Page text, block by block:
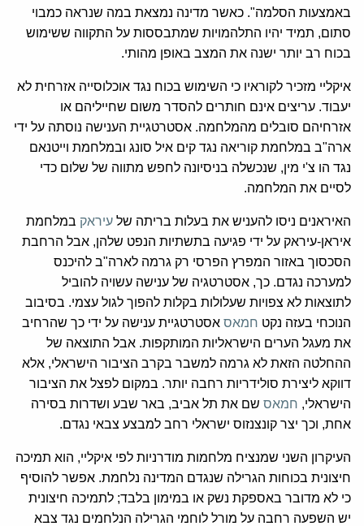
באמצעות הסלמה". כאשר מדינה נמצאת במה שנראה כמבוי
סתום, תמיד יהיו התלהמויות שמתבססות על התקווה ששימוש
בכוח רב יותר ישנה את המצב באופן מהותי.
איקליי מזכיר לקוראיו כי השימוש בכוח נגד אוכלוסייה אזרחית לא
יעבוד. עריצים אינם חותרים להסדר משום שחייליהם או
אזרחיהם סובלים מהמלחמה. אסטרטגיית הענישה נוסתה על ידי
ארה"ב במלחמת קוריאה נגד קים איל סונג ובמלחמת וייטנאם
נגד הו צ'י מין, שנכשלה בניסיונה לחפש מתווה של שלום כדי
לסיים את המלחמה.
האיראנים ניסו להעניש את בעלות בריתה של עיראק במלחמת
איראן-עיראק על ידי פגיעה בתשתיות הנפט שלהן, אבל הרחבת
הסכסוך באזור המפרץ הפרסי רק גרמה לארה"ב להיכנס
למערכה נגדם. כך, אסטרטגיה של ענישה עשויה להוביל
לתוצאות לא צפויות שעלולות בקלות להפוך לגול עצמי. בסיבוב
הנוכחי בעזה נקט חמאס אסטרטגיית ענישה על ידי כך שהרחיב
את מעגל הערים הישראליות המותקפות. אבל התוצאה של
ההחלטה הזאת לא גרמה למשבר בקרב הציבור הישראלי, אלא
דווקא ליצירת סולידריות רחבה יותר. במקום לפצל את הציבור
הישראלי, חמאס שם את תל אביב, באר שבע ושדרות בסירה
אחת, וכך יצר קונצנזוס ישראלי רחב למבצע צבאי נגדם.
העיקרון השני שמנציח מלחמות מודרניות לפי איקליי, הוא תמיכה
חיצונית בכוחות הגרילה שנגדם המדינה נלחמת. אפשר להוסיף
כי לא מדובר באספקת נשק או במימון בלבד; לתמיכה חיצונית
יש השפעה רחבה על מורל לוחמי הגרילה הנלחמים נגד צבא